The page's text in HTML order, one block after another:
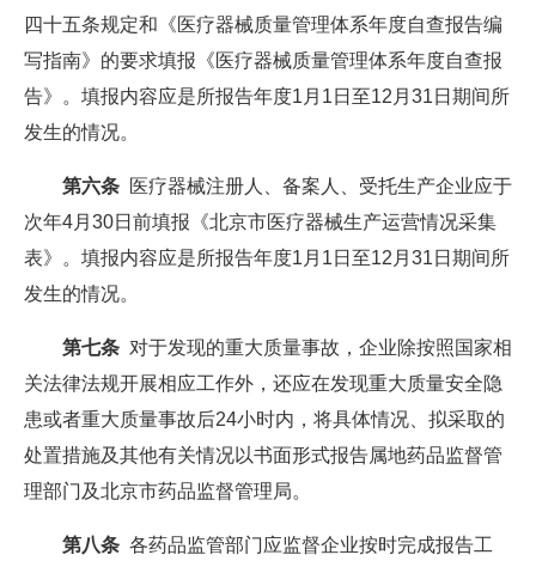
四十五条规定和《医疗器械质量管理体系年度自查报告编
写指南》的要求填报《医疗器械质量管理体系年度自查报
告》。填报内容应是所报告年度1月1日至12月31日期间所
发生的情况。
第六条 医疗器械注册人、备案人、受托生产企业应于
次年4月30日前填报《北京市医疗器械生产运营情况采集
表》。填报内容应是所报告年度1月1日至12月31日期间所
发生的情况。
第七条 对于发现的重大质量事故，企业除按照国家相
关法律法规开展相应工作外，还应在发现重大质量安全隐
患或者重大质量事故后24小时内，将具体情况、拟采取的
处置措施及其他有关情况以书面形式报告属地药品监督管
理部门及北京市药品监督管理局。
第八条 各药品监管部门应监督企业按时完成报告工